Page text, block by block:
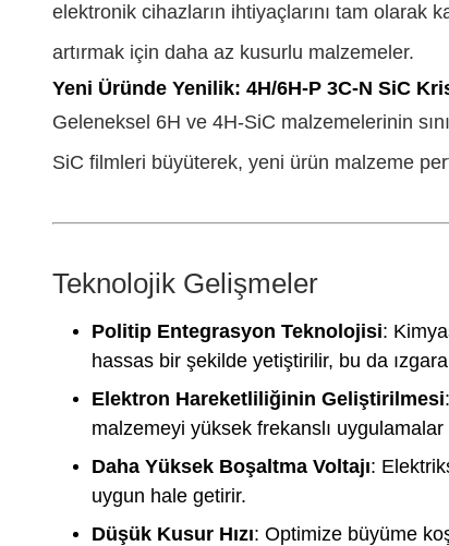
elektronik cihazların ihtiyaçlarını tam olarak
artırmak için daha az kusurlu malzemeler.
Yeni Üründe Yenilik: 4H/6H-P 3C-N SiC
Geleneksel 6H ve 4H-SiC malzemelerinin
SiC filmleri büyüterek, yeni ürün malzeme
Teknolojik Gelişmeler
Politip Entegrasyon Teknolojisi:
hassas bir şekilde yetiştirilir, bu da
Elektron Hareketliliğinin Geliştirilmesi
malzemeyi yüksek frekanslı
Daha Yüksek Boşaltma Voltajı:
uygun hale getirir.
Düşük Kusur Hızı: Optimize büyüme